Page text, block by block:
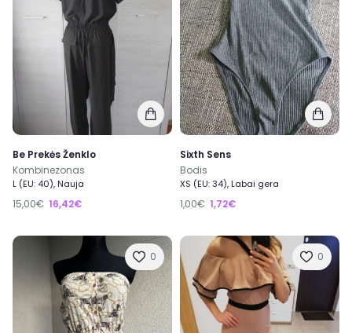
Be Prekės Ženklo
Kombinezonas
L (EU: 40), Nauja
15,00€ 16,42€
Sixth Sens
Bodis
XS (EU: 34), Labai gera
1,00€ 1,72€
0 0